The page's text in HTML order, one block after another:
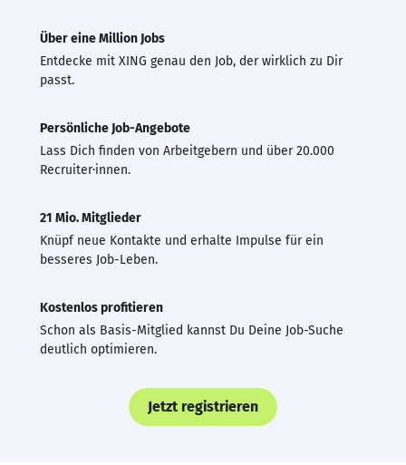
Über eine Million Jobs
Entdecke mit XING genau den Job, der wirklich zu Dir
passt.
Persönliche Job-Angebote
Lass Dich finden von Arbeitgebern und über 20.000
Recruiter·innen.
21 Mio. Mitglieder
Knüpf neue Kontakte und erhalte Impulse für ein
besseres Job-Leben.
Kostenlos profitieren
Schon als Basis-Mitglied kannst Du Deine Job-Suche
deutlich optimieren.
Jetzt registrieren